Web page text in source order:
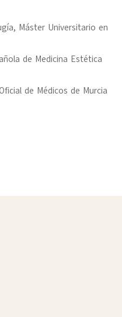
Máster Universitario en
de Medicina Estética
de Médicos de Murcia